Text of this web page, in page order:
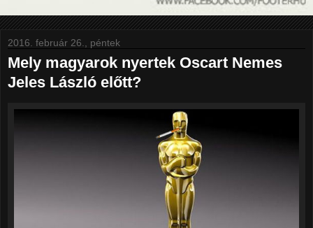
2016. február 26., péntek
Mely magyarok nyertek Oscart Nemes
Jeles László előtt?